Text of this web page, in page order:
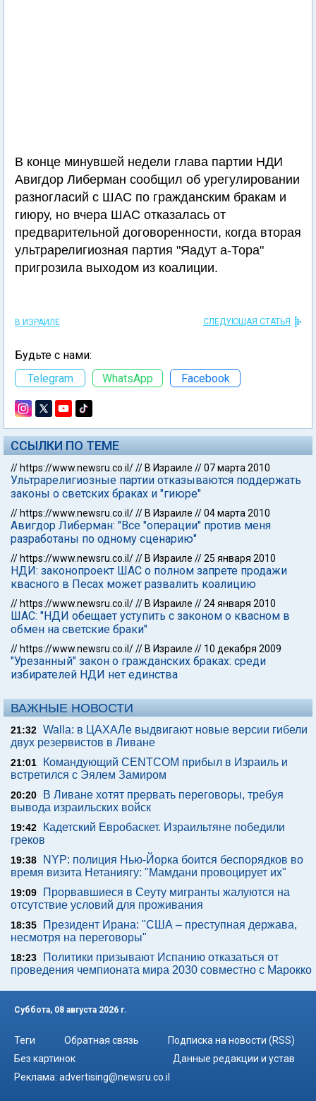
В конце минувшей недели глава партии НДИ
Авигдор Либерман сообщил об урегулировании
разногласий с ШАС по гражданским бракам и
гиюру, но вчера ШАС отказалась от
предварительной договоренности, когда вторая
ультрарелигиозная партия "Яадут а-Тора"
пригрозила выходом из коалиции.
В ИЗРАИЛЕ СЛЕДУЮЩАЯ СТАТЬЯ
Будьте с нами:
Telegram
WhatsApp Facebook
ССЫЛКИ ПО ТЕМЕ
// https://www.newsru.co.il/// В Израиле //07 марта 2010
Ультрарелигиозные партии отказываются поддержать
законы о светских браках и "гиюре"
// https://www.newsru.co.il/// В Израиле //04 марта 2010
Авигдор Либерман: "Все "операции" против меня
разработаны по одному сценарию"
// https://www.newsru.co.il/// В Израиле //25 января 2010
НДИ: законопроект ШАС о полном запрете продажи
квасного в Песах может развалить коалицию
// https://www.newsru.co.il/// В Израиле //24 января 2010
ШАС: "НДИ обещает уступить с законом о квасном в
обмен на светские браки"
// https://www.newsru.co.il/// В Израиле // 10 декабря 2009
"Урезанный" закон о гражданских браках: среди
избирателей НДИ нет единства
ВАЖНЫЕ НОВОСТИ
21:32 Walla: в ЦАХАЛе выдвигают новые версии гибели
двух резервистов в Ливане
21:01
Командующий CENTCOM прибыл в Израиль и
встретился с Эялем Замиром
20:20
В Ливане хотят прервать переговоры, требуя
вывода израильских войск
19:42
Кадетский Евробаскет. Израильтяне победили
греков
19:38
NYP: полиция Нью-Йорка боится беспорядков во
время визита Нетаниягу: "Мамдани провоцирует их"
19:09
Прорвавшиеся в Сеуту мигранты жалуются на
отсутствие условий для проживания
18:35
Президент Ирана: "США – преступная держава,
несмотря на переговоры"
18:23
Политики призывают Испанию отказаться от
проведения чемпионата мира 2030 совместно с Марокко
Суббота, 08 августа 2026 г.
Теги Обратная связь
Подписка на новости (RSS)
Без картинок
Данные редакции и устав
Реклама: advertising@newsru.co.il